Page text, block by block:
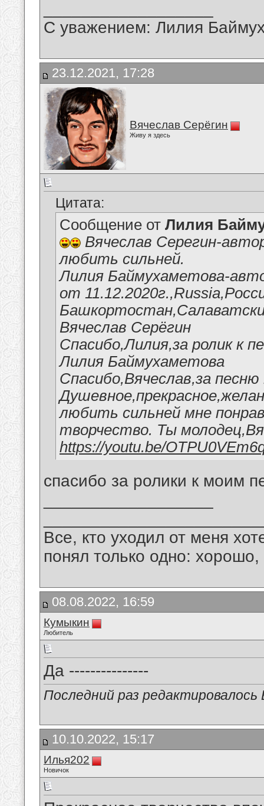
С уважением: Лилия
23.12.2021, 17:28
Вячеслав Серёгин
Живу я здесь
Цитата:
Сообщение от Лилия
Вячеслав Серегин-
любить сильней.
Лилия Баймухаметова-
от
Вячеслав Серёгин
Спасибо,Лилия,за ролик к
Лилия Баймухаметова
Спасибо,Вячеслав,за песню
любить сильней мне
творчество. Ты
https://youtu.be/
спасибо за ролики к моим
Все, кто уходил от меня
понял только одно:
08.08.2022, 16:59
Кумыкин
Любитель
Да ---------------
Последний раз
10.10.2022, 15:17
Илья202
Новичок